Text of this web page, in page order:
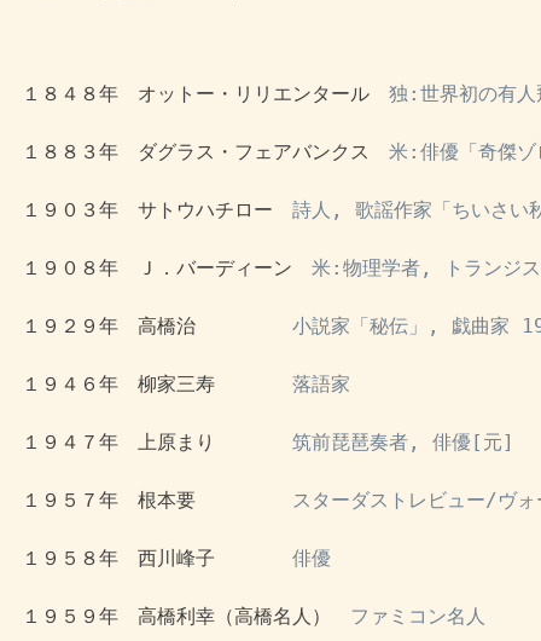
１８４８年　オットー・リリエンタール 独:世界初の有人
１８８３年　ダグラス・フェアバンクス 米:俳優「奇傑ゾ
１９０３年　サトウハチロー 詩人, 歌謡作家「ちいさい
１９０８年　Ｊ．バーディーン 米:物理学者, トランジ
１９２９年　高橋治 小説家「秘伝」, 戯曲家
１９４６年　柳家三寿 落語家
１９４７年　上原まり 筑前琵琶奏者, 俳優[元]
１９５７年　根本要 スターダストレビュー/ヴォ
１９５８年　西川峰子 俳優
１９５９年　高橋利幸（高橋名人） ファミコン名人